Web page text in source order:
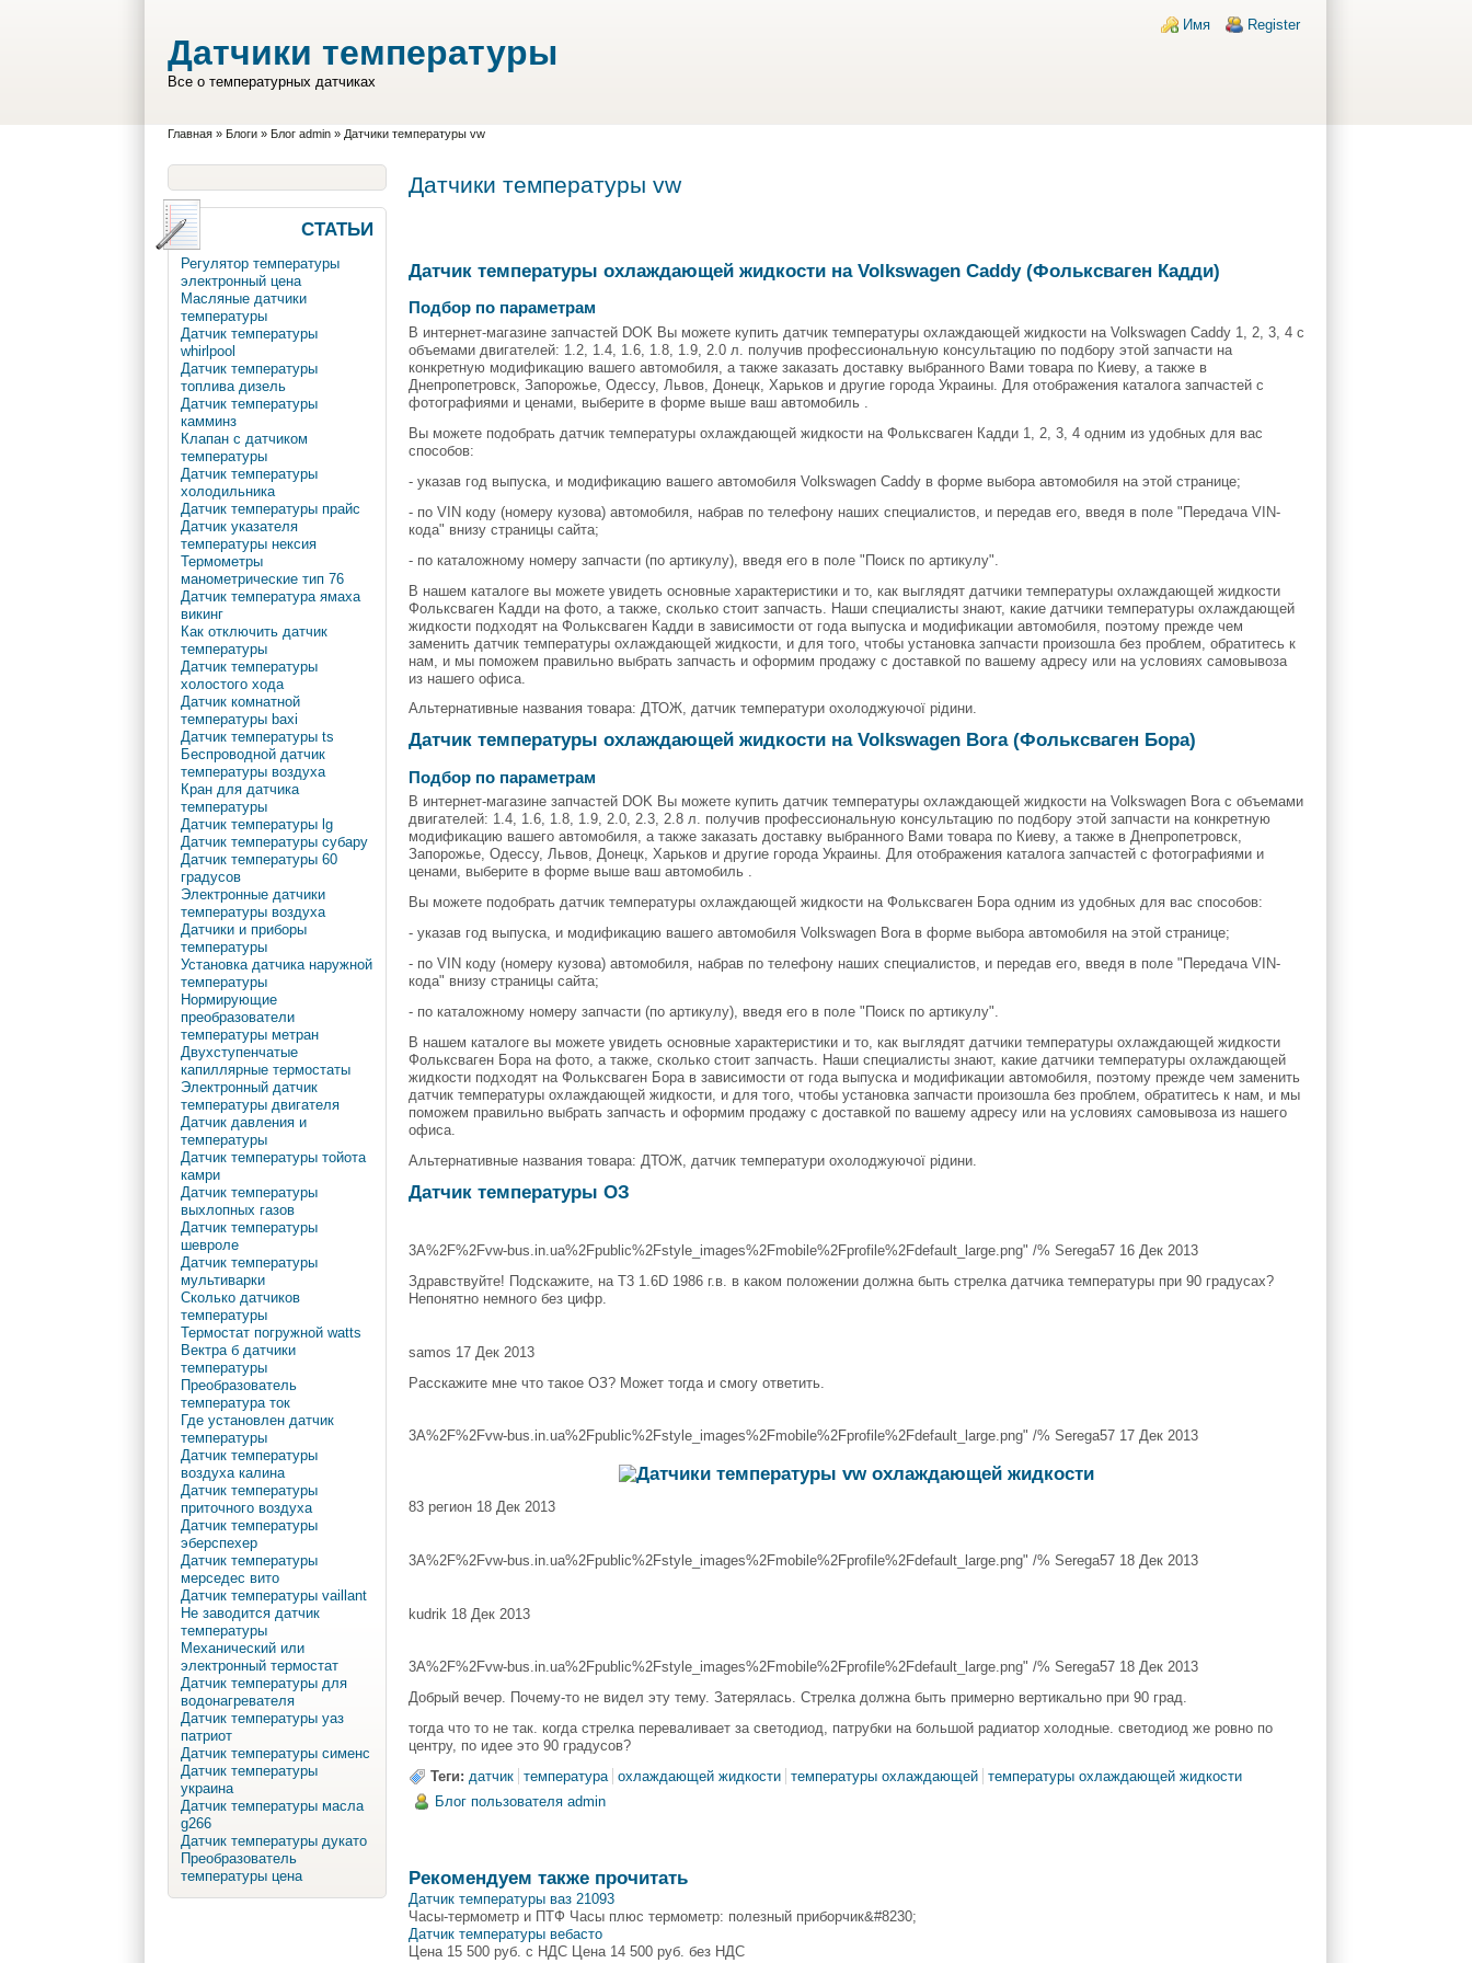
Login links
Имя Register
Датчики температуры
Все о температурных датчиках
Вы здесь
Главная» Блоги» Блог admin» Датчики температуры vw
СТАТЬИ
Регулятор температуры
электронный цена
Масляные датчики
температуры
Датчик температуры
whirlpool
Датчик температуры
топлива дизель
Датчик температуры
камминз
Клапан с датчиком
температуры
Датчик температуры
холодильника
Датчик температуры прайс
Датчик указателя
температуры нексия
Термометры
манометрические тип 76
Датчик температура ямаха
викинг
Как отключить датчик
температуры
Датчик температуры
холостого хода
Датчик комнатной
температуры baxi
Датчик температуры ts
Беспроводной датчик
температуры воздуха
Кран для датчика
температуры
Датчик температуры lg
Датчик температуры субару
Датчик температуры 60
градусов
Электронные датчики
температуры воздуха
Датчики и приборы
температуры
Установка датчика наружной
температуры
Нормирующие
преобразователи
температуры метран
Двухступенчатые
капиллярные термостаты
Электронный датчик
температуры двигателя
Датчик давления и
температуры
Датчик температуры тойота
камри
Датчик температуры
выхлопных газов
Датчик температуры
шевроле
Датчик температуры
мультиварки
Сколько датчиков
температуры
Термостат погружной watts
Вектра б датчики
температуры
Преобразователь
температура ток
Где установлен датчик
температуры
Датчик температуры
воздуха калина
Датчик температуры
приточного воздуха
Датчик температуры
эберспехер
Датчик температуры
мерседес вито
Датчик температуры vaillant
Не заводится датчик
температуры
Механический или
электронный термостат
Датчик температуры для
водонагревателя
Датчик температуры уаз
патриот
Датчик температуры сименс
Датчик температуры
украина
Датчик температуры масла
g266
Датчик температуры дукато
Преобразователь
температуры цена
Датчики температуры vw
Датчик температуры охлаждающей жидкости на Volkswagen Caddy (Фольксваген Кадди)
Подбор по параметрам
В интернет-магазине запчастей DOK Вы можете купить датчик температуры охлаждающей жидкости на Volkswagen Caddy 1, 2, 3, 4 с
объемами двигателей: 1.2, 1.4, 1.6, 1.8, 1.9, 2.0 л. получив профессиональную консультацию по подбору этой запчасти на
конкретную модификацию вашего автомобиля, а также заказать доставку выбранного Вами товара по Киеву, а также в
Днепропетровск, Запорожье, Одессу, Львов, Донецк, Харьков и другие города Украины. Для отображения каталога запчастей с
фотографиями и ценами, выберите в форме выше ваш автомобиль .
Вы можете подобрать датчик температуры охлаждающей жидкости на Фольксваген Кадди 1, 2, 3, 4 одним из удобных для вас
способов:
- указав год выпуска, и модификацию вашего автомобиля Volkswagen Caddy в форме выбора автомобиля на этой странице;
- по VIN коду (номеру кузова) автомобиля, набрав по телефону наших специалистов, и передав его, введя в поле "Передача VIN-
кода" внизу страницы сайта;
- по каталожному номеру запчасти (по артикулу), введя его в поле "Поиск по артикулу".
В нашем каталоге вы можете увидеть основные характеристики и то, как выглядят датчики температуры охлаждающей жидкости
Фольксваген Кадди на фото, а также, сколько стоит запчасть. Наши специалисты знают, какие датчики температуры охлаждающей
жидкости подходят на Фольксваген Кадди в зависимости от года выпуска и модификации автомобиля, поэтому прежде чем
заменить датчик температуры охлаждающей жидкости, и для того, чтобы установка запчасти произошла без проблем, обратитесь к
нам, и мы поможем правильно выбрать запчасть и оформим продажу с доставкой по вашему адресу или на условиях самовывоза
из нашего офиса.
Альтернативные названия товара: ДТОЖ, датчик температури охолоджуючої рідини.
Датчик температуры охлаждающей жидкости на Volkswagen Bora (Фольксваген Бора)
Подбор по параметрам
В интернет-магазине запчастей DOK Вы можете купить датчик температуры охлаждающей жидкости на Volkswagen Bora с объемами
двигателей: 1.4, 1.6, 1.8, 1.9, 2.0, 2.3, 2.8 л. получив профессиональную консультацию по подбору этой запчасти на конкретную
модификацию вашего автомобиля, а также заказать доставку выбранного Вами товара по Киеву, а также в Днепропетровск,
Запорожье, Одессу, Львов, Донецк, Харьков и другие города Украины. Для отображения каталога запчастей с фотографиями и
ценами, выберите в форме выше ваш автомобиль .
Вы можете подобрать датчик температуры охлаждающей жидкости на Фольксваген Бора одним из удобных для вас способов:
- указав год выпуска, и модификацию вашего автомобиля Volkswagen Bora в форме выбора автомобиля на этой странице;
- по VIN коду (номеру кузова) автомобиля, набрав по телефону наших специалистов, и передав его, введя в поле "Передача VIN-
кода" внизу страницы сайта;
- по каталожному номеру запчасти (по артикулу), введя его в поле "Поиск по артикулу".
В нашем каталоге вы можете увидеть основные характеристики и то, как выглядят датчики температуры охлаждающей жидкости
Фольксваген Бора на фото, а также, сколько стоит запчасть. Наши специалисты знают, какие датчики температуры охлаждающей
жидкости подходят на Фольксваген Бора в зависимости от года выпуска и модификации автомобиля, поэтому прежде чем заменить
датчик температуры охлаждающей жидкости, и для того, чтобы установка запчасти произошла без проблем, обратитесь к нам, и мы
поможем правильно выбрать запчасть и оформим продажу с доставкой по вашему адресу или на условиях самовывоза из нашего
офиса.
Альтернативные названия товара: ДТОЖ, датчик температури охолоджуючої рідини.
Датчик температуры ОЗ
3A%2F%2Fvw-bus.in.ua%2Fpublic%2Fstyle_images%2Fmobile%2Fprofile%2Fdefault_large.png" /% Serega57 16 Дек 2013
Здравствуйте! Подскажите, на Т3 1.6D 1986 г.в. в каком положении должна быть стрелка датчика температуры при 90 градусах?
Непонятно немного без цифр.
samos 17 Дек 2013
Расскажите мне что такое ОЗ? Может тогда и смогу ответить.
3A%2F%2Fvw-bus.in.ua%2Fpublic%2Fstyle_images%2Fmobile%2Fprofile%2Fdefault_large.png" /% Serega57 17 Дек 2013
83 регион 18 Дек 2013
3A%2F%2Fvw-bus.in.ua%2Fpublic%2Fstyle_images%2Fmobile%2Fprofile%2Fdefault_large.png" /% Serega57 18 Дек 2013
kudrik 18 Дек 2013
3A%2F%2Fvw-bus.in.ua%2Fpublic%2Fstyle_images%2Fmobile%2Fprofile%2Fdefault_large.png" /% Serega57 18 Дек 2013
Добрый вечер. Почему-то не видел эту тему. Затерялась. Стрелка должна быть примерно вертикально при 90 град.
тогда что то не так. когда стрелка переваливает за светодиод, патрубки на большой радиатор холодные. светодиод же ровно по
центру, по идее это 90 градусов?
Теги: датчик температура охлаждающей жидкости температуры охлаждающей
температуры охлаждающей жидкости
Блог пользователя admin
Рекомендуем также прочитать
Датчик температуры ваз 21093
Часы-термометр и ПТФ Часы плюс термометр: полезный приборчик&#8230;
Датчик температуры вебасто
Цена 15 500 руб. с НДС Цена 14 500 руб. без НДС